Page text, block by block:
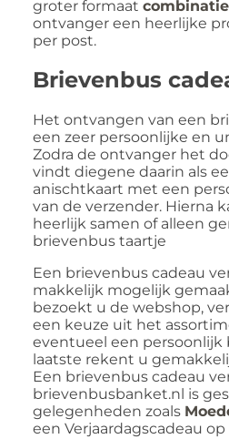
groter formaat
ontvanger een heerlijke
per post.
Brievenbus
Het ontvangen van een
een zeer persoonlijke en
Zodra de ontvanger het
vindt diegene daarin als
anischtkaart met een
van de verzender. Hierna
heerlijk samen of alleen
brievenbus taartje
Een brievenbus cadeau
makkelijk mogelijk
bezoekt u de webshop,
een keuze uit het
eventueel een persoonlijk
laatste rekent u
Een brievenbus cadeau
brievenbusbanket.nl is
gelegenheden zoals
een Verjaardagscadeau op